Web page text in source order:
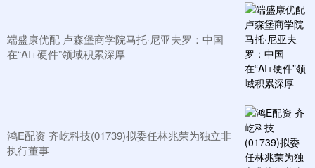
端盛康优配 卢森堡商学院马托·尼亚夫罗：中国
在“AI+硬件”领域积累深厚
鸿E配资 齐屹科技(01739)拟委任林兆荣为独立非
执行董事